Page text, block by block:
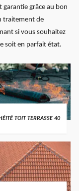
garantie grâce au bon
traitement de
si vous souhaitez
soit en parfait état.
TOIT TERRASSE 40